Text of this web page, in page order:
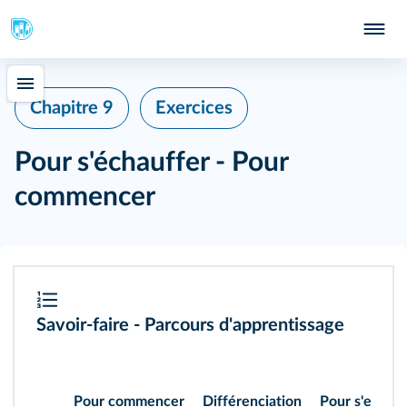
Chapitre 9 Exercices
Pour s'échauffer - Pour
commencer
Savoir-faire - Parcours d'apprentissage
Pour commencer Différenciation Pour